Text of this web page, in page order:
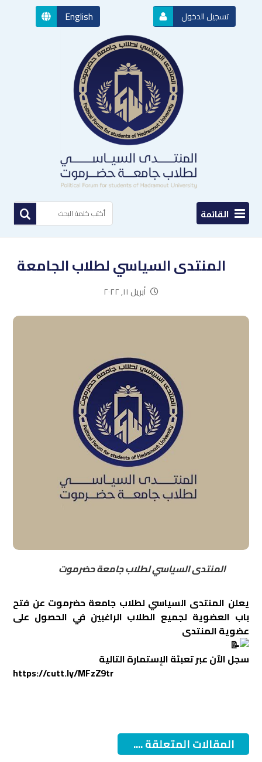
English تسجيل الدخول
القائمة
المنتدى السياسي لطلاب الجامعة
أبريل ١١, ٢٠٢٢
المنتدى السياسي لطلاب جامعة حضرموت
يعلن المنتدى السياسي لطلاب جامعة حضرموت عن فتح
باب العضوية لجميع الطلاب الراغبين في الحصول على
عضوية المنتدى
سجل الآن عبر تعبئة الإستمارة التالية
https://cutt.ly/MFzZ9tr
المقالات المتعلقة ....